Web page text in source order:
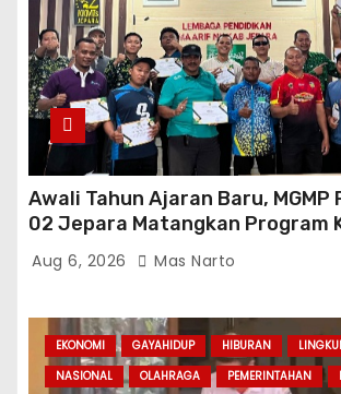
Awali Tahun Ajaran Baru, MGMP
02 Jepara Matangkan Program
Asesmen Gasal
Aug 6, 2026 Mas Narto
EKONOMI GAYAHIDUP HIBURAN
NASIONAL
OLAHRAGA PEMERINTAHAN